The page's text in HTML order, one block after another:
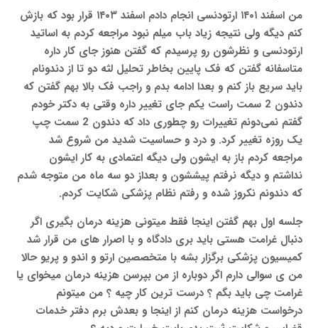
من اسفند ۱۴۰۱ ارتودنسی انجام دادم اسفند ۱۴۰۳ قرار بود که بازش
کنم دیگه ولی نتیجه زیاد باب میلم نبود مراجعه کردم به اساتید
ارتودنسی و نظرشون رو پرسیدم که گفتن هنوز جای کار داره
متاسفانه گفتن که فک پایین بخاطر تحلیل لثه دو تا از دندونام
باید سریع باز کنم و بعدا ادامه بدم و راجب فک بالا بهم گفتن که
دندون 2 سمت راست یکم جای تغییر داره وقتی به دکتر خودم
گفتم نمی‌دونم تغییرات رو چطوری داد که دندون 2 سمت چپ
یک روزه تغییر کرد. و درد و حساسیت شدید من شروع شد
مراجعه کردم باز به ایشون ولی دیگه اعتمادی به کار ایشون
نداشتم و دیگه نرفتم پیششون و بعداز دو سه ماه من متوجه شدم
که دندونم نکروز شده و رفتم نظام پزشکی شکایت کردم.
جلسه اول بهم گفتن اینجا فقط میتونی هزینه درمان بگیری اگر
دنبال غرامت هستی باید بری دادگاه و با اصرار های من قرار شد
کمیسیون پزشکی برگزار بشه با متخصصین ارتو و اندو و پریو حالا
من ی سوالی دارم اگر دوباره از من بپرسن هزینه درمان میخوای یا
غرامت چی باید بگم ؟ درست ترین کار چیه ؟ من میتونم
درخواست هزینه درمان کنم از اینجا و بعدش برم دفتر خدمات